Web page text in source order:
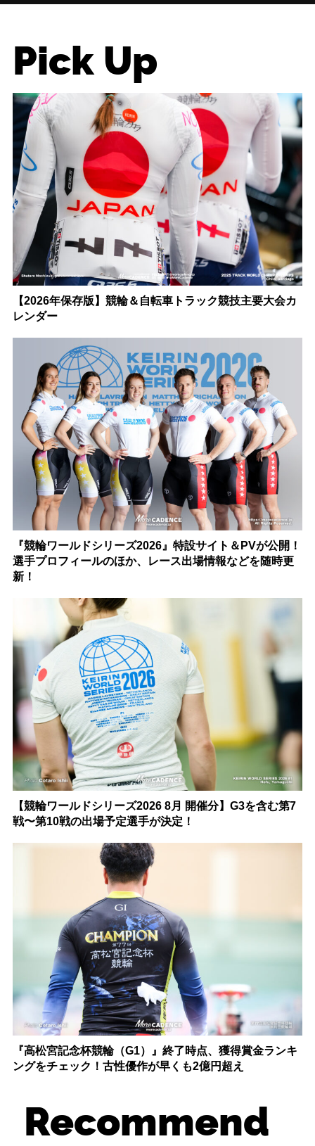
Pick Up
【2026年保存版】競輪＆自転車トラック競技主要大会カ
レンダー
『競輪ワールドシリーズ2026』特設サイト＆PVが公開！
選手プロフィールのほか、レース出場情報などを随時更
新！
【競輪ワールドシリーズ2026 8月 開催分】G3を含む第7
戦〜第10戦の出場予定選手が決定！
『高松宮記念杯競輪（G1）』終了時点、獲得賞金ランキ
ングをチェック！古性優作が早くも2億円超え
Recommend